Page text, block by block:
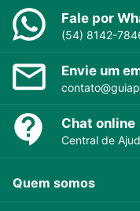
Fale por
(54) 8142-
Envie um
Chat online
Central de
Quem somos